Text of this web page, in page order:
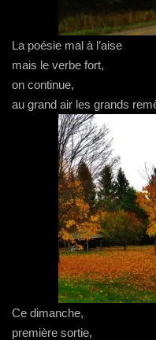
La poésie mal à l’aise
mais le verbe fort,
on continue,
au grand air les grands
Ce dimanche,
première sortie,